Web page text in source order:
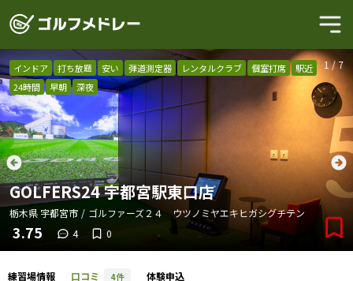
1/7
インドア 打ち放題 安い 弾道測定器 レンタルクラブ 個室打席
駅近
24時間
早朝 深夜
GOLFERS24 宇都宮駅東口店
栃木県 宇都宮市 / ゴルファーズ２４ ウツノミヤエキヒガシグチテン
3.75 4 0
練習場情報 口コミ 4件 体験申込